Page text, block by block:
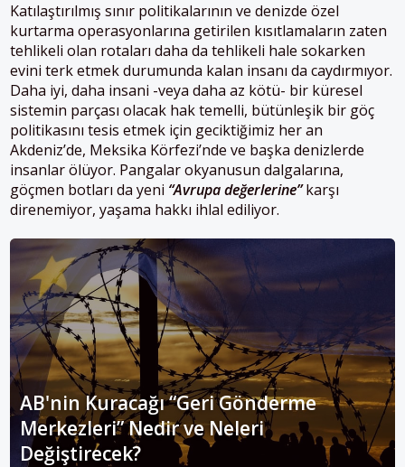
Katılaştırılmış sınır politikalarının ve denizde özel
kurtarma operasyonlarına getirilen kısıtlamaların zaten
tehlikeli olan rotaları daha da tehlikeli hale sokarken
evini terk etmek durumunda kalan insanı da caydırmıyor.
Daha iyi, daha insani -veya daha az kötü- bir küresel
sistemin parçası olacak hak temelli, bütünleşik bir göç
politikasını tesis etmek için geciktiğimiz her an
Akdeniz’de, Meksika Körfezi’nde ve başka denizlerde
insanlar ölüyor. Pangalar okyanusun dalgalarına,
göçmen botları da yeni “Avrupa değerlerine”karşı
direnemiyor, yaşama hakkı ihlal ediliyor.
AB'nin Kuracağı “Geri Gönderme
Merkezleri” Nedir ve Neleri
Değiştirecek?